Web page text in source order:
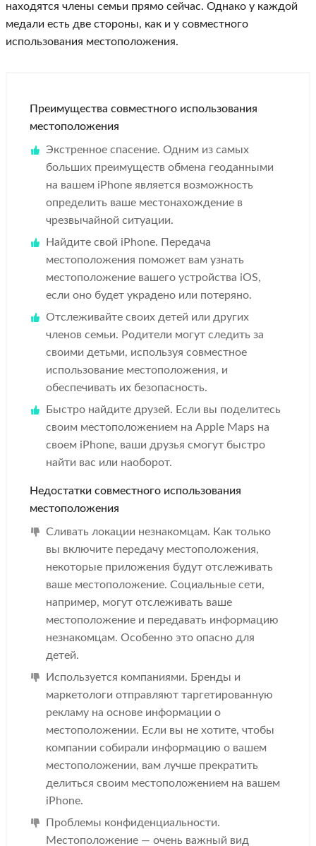
находятся члены семьи прямо сейчас. Однако у каждой
медали есть две стороны, как и у совместного
использования местоположения.
Преимущества совместного использования
местоположения
Экстренное спасение. Одним из самых
больших преимуществ обмена геоданными
на вашем iPhone является возможность
определить ваше местонахождение в
чрезвычайной ситуации.
Найдите свой iPhone. Передача
местоположения поможет вам узнать
местоположение вашего устройства iOS,
если оно будет украдено или потеряно.
Отслеживайте своих детей или других
членов семьи. Родители могут следить за
своими детьми, используя совместное
использование местоположения, и
обеспечивать их безопасность.
Быстро найдите друзей. Если вы поделитесь
своим местоположением на Apple Maps на
своем iPhone, ваши друзья смогут быстро
найти вас или наоборот.
Недостатки совместного использования
местоположения
Сливать локации незнакомцам. Как только
вы включите передачу местоположения,
некоторые приложения будут отслеживать
ваше местоположение. Социальные сети,
например, могут отслеживать ваше
местоположение и передавать информацию
незнакомцам. Особенно это опасно для
детей.
Используется компаниями. Бренды и
маркетологи отправляют таргетированную
рекламу на основе информации о
местоположении. Если вы не хотите, чтобы
компании собирали информацию о вашем
местоположении, вам лучше прекратить
делиться своим местоположением на вашем
iPhone.
Проблемы конфиденциальности.
Местоположение — очень важный вид